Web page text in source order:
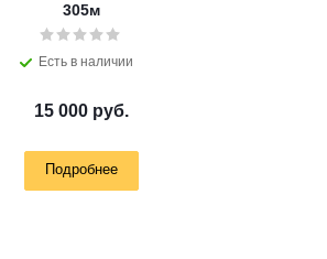
305м
Есть в наличии
15 000 руб.
Подробнее